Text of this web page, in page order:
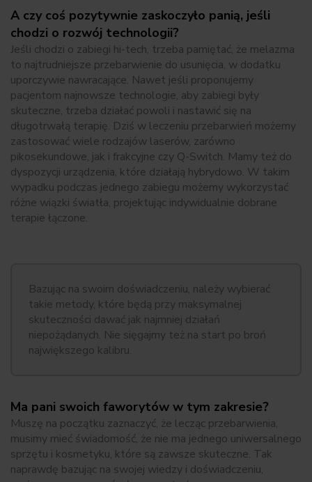
A czy coś pozytywnie zaskoczyło panią, jeśli
chodzi o rozwój technologii?
Jeśli chodzi o zabiegi hi-tech, trzeba pamiętać, że melazma
to najtrudniejsze przebarwienie do usunięcia, w dodatku
uporczywie nawracające. Nawet jeśli proponujemy
pacjentom najnowsze technologie, aby zabiegi były
skuteczne, trzeba działać powoli i nastawić się na
długotrwałą terapię. Dziś w leczeniu przebarwień możemy
zastosować wiele rodzajów laserów, zarówno
pikosekundowe, jak i frakcyjne czy Q-Switch. Mamy też do
dyspozycji urządzenia, które działają hybrydowo. W takim
wypadku podczas jednego zabiegu możemy wykorzystać
różne wiązki światła, projektując indywidualnie dobrane
terapie łączone.
Bazując na swoim doświadczeniu, należy wybierać
takie metody, które będą przy maksymalnej
skuteczności dawać jak najmniej działań
niepożądanych. Nie sięgajmy też na start po broń
największego kalibru.
Ma pani swoich faworytów w tym zakresie?
Muszę na początku zaznaczyć, że lecząc przebarwienia,
musimy mieć świadomość, że nie ma jednego uniwersalnego
sprzętu i kosmetyku, które są zawsze skuteczne. Tak
naprawdę bazując na swojej wiedzy i doświadczeniu,